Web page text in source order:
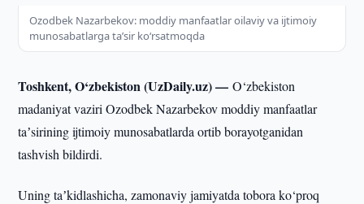
Ozodbek Nazarbekov: moddiy manfaatlar oilaviy va ijtimoiy
munosabatlarga taʼsir ko‘rsatmoqda
Toshkent, O‘zbekiston (UzDaily.uz) —O‘zbekiston
madaniyat vaziri Ozodbek Nazarbekov moddiy manfaatlar
taʼsirining ijtimoiy munosabatlarda ortib borayotganidan
tashvish bildirdi.
Uning taʼkidlashicha, zamonaviy jamiyatda tobora ko‘proq